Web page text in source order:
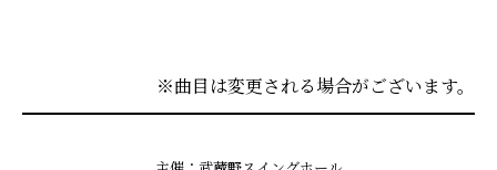
※曲目は変更される場合がございます。